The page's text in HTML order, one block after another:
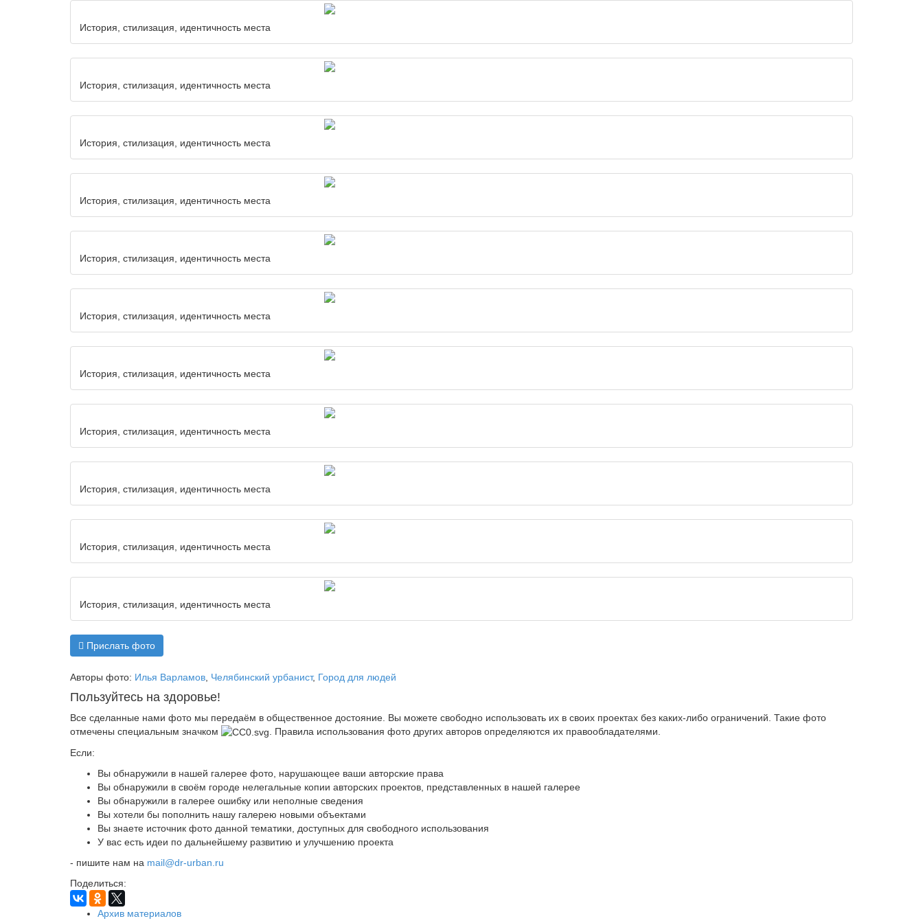
История, стилизация, идентичность места
История, стилизация, идентичность места
История, стилизация, идентичность места
История, стилизация, идентичность места
История, стилизация, идентичность места
История, стилизация, идентичность места
История, стилизация, идентичность места
История, стилизация, идентичность места
История, стилизация, идентичность места
История, стилизация, идентичность места
История, стилизация, идентичность места
Прислать фото
Авторы фото: Илья Варламов Челябинский урбанист, Город для людей
Пользуйтесь на здоровье!
Все сделанные нами фото мы передаём в общественное достояние. Вы можете свободно использовать их в своих проектах без каких-либо ограничений. Такие фото
отмечены специальным значком
. Правила использования фото других авторов определяются их правообладателями.
Если:
Вы обнаружили в нашей галерее фото, нарушающее ваши авторские права
Вы обнаружили в своём городе нелегальные копии авторских проектов, представленных в нашей галерее
Вы обнаружили в галерее ошибку или неполные сведения
Вы хотели бы пополнить нашу галерею новыми объектами
Вы знаете источник фото данной тематики, доступных для свободного использования
У вас есть идеи по дальнейшему развитию и улучшению проекта
- пишите нам на mail@dr-urban.ru
Поделиться:
Архив материалов